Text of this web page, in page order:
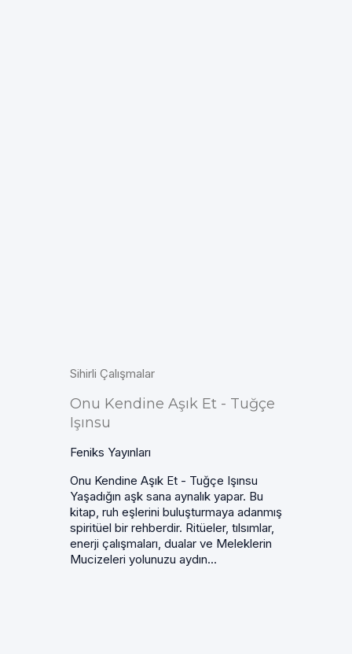
Sihirli Çalışmalar
Onu Kendine Aşık Et - Tuğçe
Işınsu
Feniks Yayınları
Onu Kendine Aşık Et - Tuğçe Işınsu
Yaşadığın aşk sana aynalık yapar. Bu
kitap, ruh eşlerini buluşturmaya adanmış
spiritüel bir rehberdir. Ritüeler, tılsımlar,
enerji çalışmaları, dualar ve Meleklerin
Mucizeleri yolunuzu aydın...